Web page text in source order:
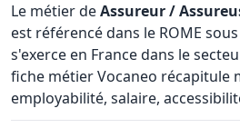
Le métier deAssureur /
est référencé dans le ROME
s'exerce en France dans le
fiche métier Vocaneo récapitule
employabilité, salaire,